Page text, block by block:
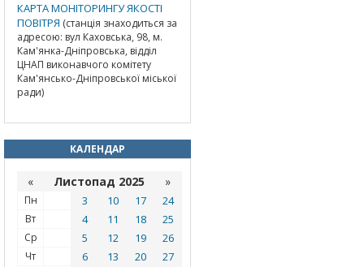
КАРТА МОНІТОРИНГУ ЯКОСТІ
ПОВІТРЯ (станція знаходиться за
адресою: вул Каховська, 98, м.
Кам'янка-Дніпровська, відділ
ЦНАП виконавчого комітету
Кам'янсько-Дніпровської міської
ради)
КАЛЕНДАР
« Листопад 2025 »
Пн 3 10 17 24
Вт 4 11 18 25
Ср 5 12 19 26
Чт 6 13 20 27